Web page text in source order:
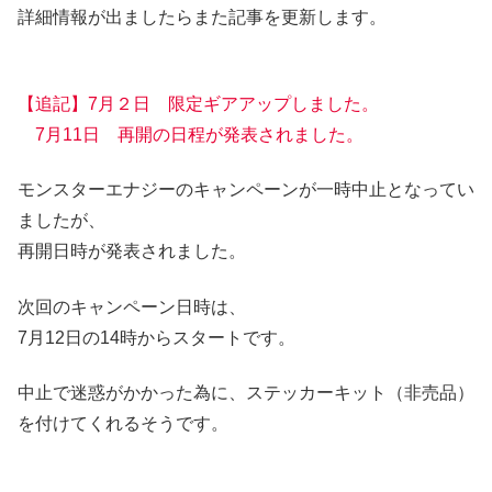
詳細情報が出ましたらまた記事を更新します。
【追記】7月２日 限定ギアアップしました。
7月11日 再開の日程が発表されました。
モンスターエナジーのキャンペーンが一時中止となってい
ましたが、
再開日時が発表されました。
次回のキャンペーン日時は、
7月12日の14時からスタート です。
中止で迷惑がかかった為に、ステッカーキット（非売品）
を付けてくれるそうです。